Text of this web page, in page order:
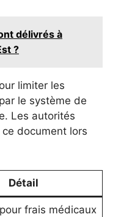
délivrés à
?
limiter les
le système de
Les autorités
document lors
Détail
frais médicaux